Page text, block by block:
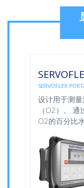
SERVOFLEX
设计用于测
（O2）。
O2的百分比水